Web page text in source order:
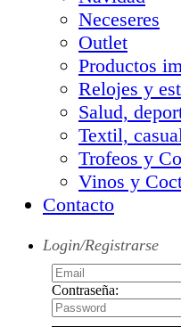
Neceseres
Outlet
Productos
Relojes y
Salud,
Textil,
Trofeos y
Vinos y
Contacto
Login/Registrarse
Contraseña: